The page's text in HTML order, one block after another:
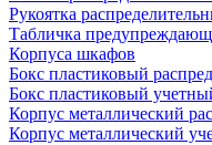
Рукоятка
Табличка
Корпуса шкафов
Бокс пластиковый
Бокс пластиковый
Корпус металлический
Корпус металлический